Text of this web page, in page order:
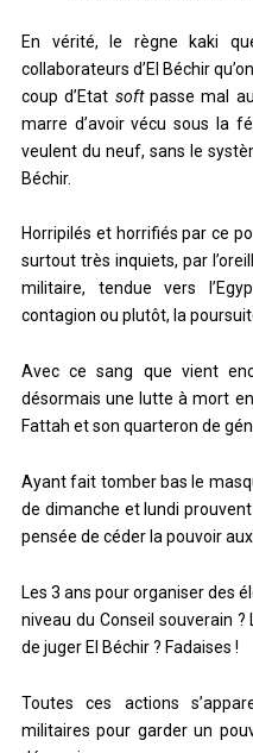
En vérité, le règne kaki
collaborateurs d’El Béchir
coup d’Etat softpasse mal
marre d’avoir vécu sous la
veulent du neuf, sans le
Béchir.
Horripilés et horrifiés par ce
surtout très inquiets, par
militaire, tendue vers
contagion ou plutôt, la
Avec ce sang que vient
désormais une lutte à mort
Fattah et son quarteron de
Ayant fait tomber bas le
de dimanche et lundi prouvent
pensée de céder la pouvoir
Les 3 ans pour organiser des
niveau du Conseil souverain
de juger El Béchir ? Fadaises !
Toutes ces actions
militaires pour garder un